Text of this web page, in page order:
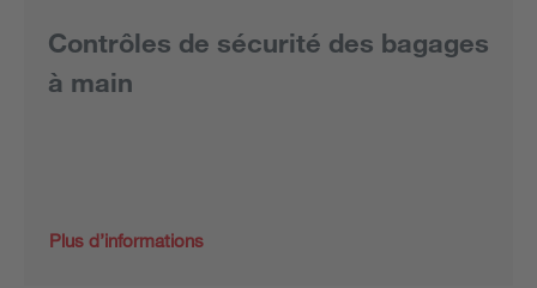
Contrôles de sécurité des bagages
à main
Plus d’informations